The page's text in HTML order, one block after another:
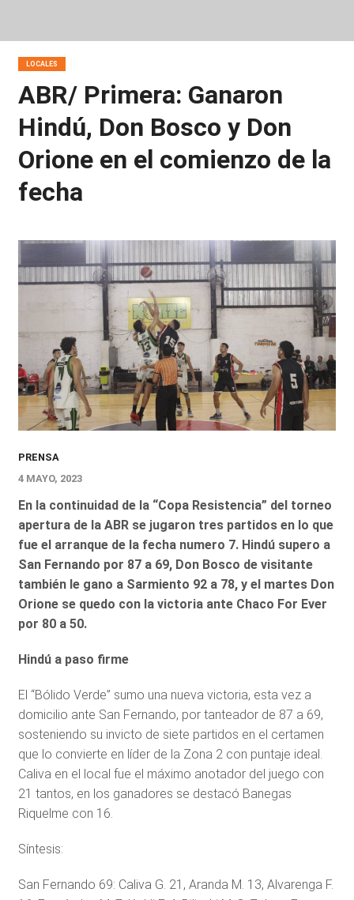
LOCALES
ABR/ Primera: Ganaron
Hindú, Don Bosco y Don
Orione en el comienzo de la
fecha
PRENSA
4 MAYO, 2023
En la continuidad de la “Copa Resistencia” del torneo
apertura de la ABR se jugaron tres partidos en lo que
fue el arranque de la fecha numero 7. Hindú supero a
San Fernando por 87 a 69, Don Bosco de visitante
también le gano a Sarmiento 92 a 78, y el martes Don
Orione se quedo con la victoria ante Chaco For Ever
por 80 a 50.
Hindú a paso firme
El “Bólido Verde” sumo una nueva victoria, esta vez a
domicilio ante San Fernando, por tanteador de 87 a 69,
sosteniendo su invicto de siete partidos en el certamen
que lo convierte en líder de la Zona 2 con puntaje ideal.
Caliva en el local fue el máximo anotador del juego con
21 tantos, en los ganadores se destacó Banegas
Riquelme con 16.
Síntesis:
San Fernando 69: Caliva G. 21, Aranda M. 13, Alvarenga F.